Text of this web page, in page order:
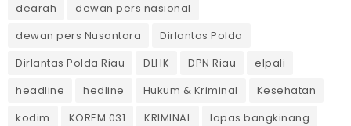
dearah
dewan pers nasional
dewan pers Nusantara
Dirlantas Polda
Dirlantas Polda Riau
DLHK DPN Riau
elpali
headline
hedline Hukum & Kriminal
Kesehatan
kodim
KOREM 031 KRIMINAL
lapas bangkinang